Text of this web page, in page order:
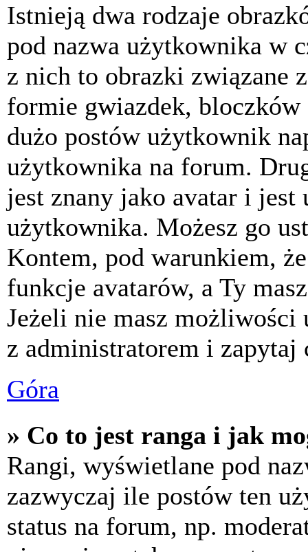
Istnieją dwa rodzaje
pod nazwa użytkownika w
z nich to obrazki związane
formie gwiazdek,
dużo postów użytkownik
użytkownika na forum.
jest znany jako avatar i jest
użytkownika. Możesz go
Kontem, pod warunkiem,
funkcje avatarów, a Ty
Jeżeli nie masz możliwości
z administratorem i zapytaj
Góra
» Co to jest ranga i jak
Rangi, wyświetlane pod
zazwyczaj ile postów ten
status na forum, np.